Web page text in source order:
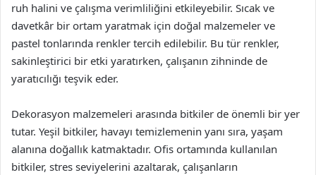
ruh halini ve çalışma verimliliğini etkileyebilir. Sıcak ve
davetkâr bir ortam yaratmak için doğal malzemeler ve
pastel tonlarında renkler tercih edilebilir. Bu tür renkler,
sakinleştirici bir etki yaratırken, çalışanın zihninde de
yaratıcılığı teşvik eder.
Dekorasyon malzemeleri arasında bitkiler de önemli bir yer
tutar. Yeşil bitkiler, havayı temizlemenin yanı sıra, yaşam
alanına doğallık katmaktadır. Ofis ortamında kullanılan
bitkiler, stres seviyelerini azaltarak, çalışanların